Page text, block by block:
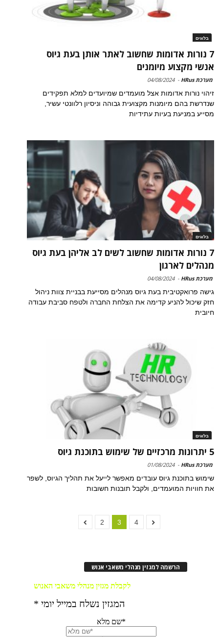
בלוגים
7 נורות אדומות שחשוב לאתר אותן בעת גיוס
אנשי מקצוע מיומנים
מערכת HRus -
04/08/2024
זיהוי נורות אדומות אצל מועמדים שמיועדים למלא תפקידים
שנדרשת בהם מיומנות מקצועית גבוהה וניסיון רלוונטי עשיר,
מסייע במניעת בעיות עתידיות
בלוגים
7 נורות אדומות שחשוב לשים לב אליהן בעת גיוס
מנהלים לארגון
מערכת HRus -
04/08/2024
גישה פרואקטיבית בעת גיוס מנהלים מסייעת בבניית צוות ניהול
חזק שיכול להניע קדימה את הצלחת החברה ולטפח סביבת עבודה
חיובית
בלוגים
5 יתרונות מרכזיים של שימוש בתוכנת גיוס
מערכת HRus -
01/08/2024
שימוש בתוכנת גיוס עובדים מאפשר לייעל את תהליך הגיוס, לשפר
את חוויות המועמדים, ולקבל תובנות חשובות
2 3 4
הרשמה למגזין מנהלי משאבי אנוש